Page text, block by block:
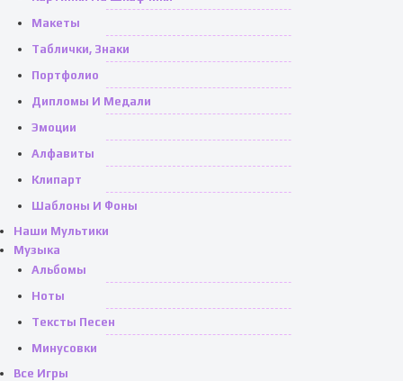
Макеты
Таблички, Знаки
Портфолио
Дипломы И Медали
Эмоции
Алфавиты
Клипарт
Шаблоны И Фоны
Наши Мультики
Музыка
Альбомы
Ноты
Тексты Песен
Минусовки
Все Игры